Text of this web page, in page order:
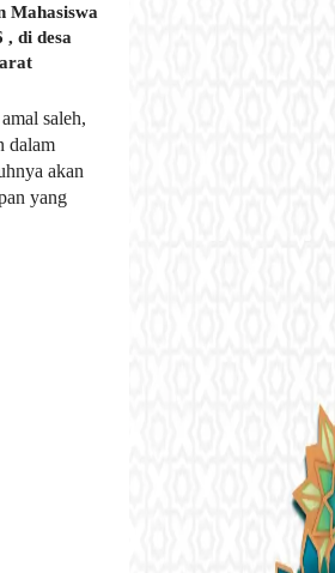
Mahasiswa
di desa
saleh,
dalam
akan
yang